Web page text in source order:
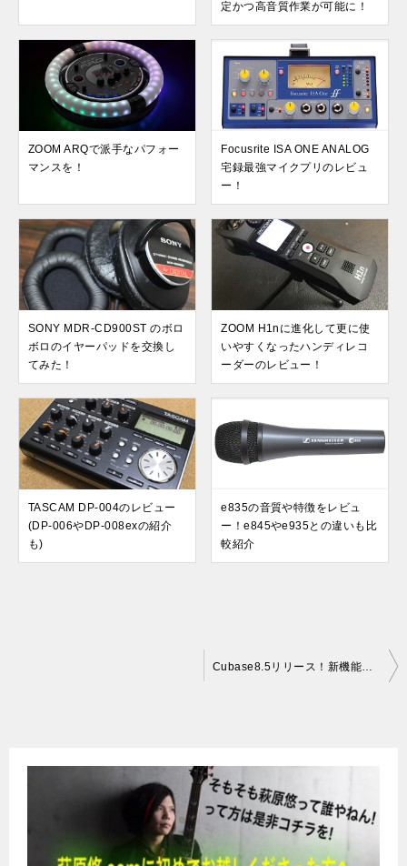
定かつ高音質作業が可能に！
ZOOM ARQで派手なパフォー
マンスを！
Focusrite ISA ONE ANALOG
宅録最強マイクプリのレビュ
ー！
SONY MDR-CD900ST のボロ
ボロのイヤーパッドを交換し
てみた！
ZOOM H1nに進化して更に使
いやすくなったハンディレコ
ーダーのレビュー！
TASCAM DP-004のレビュー
(DP-006やDP-008exの紹介
も)
e835の音質や特徴をレビュ
ー！e845やe935との違いも比
較紹介